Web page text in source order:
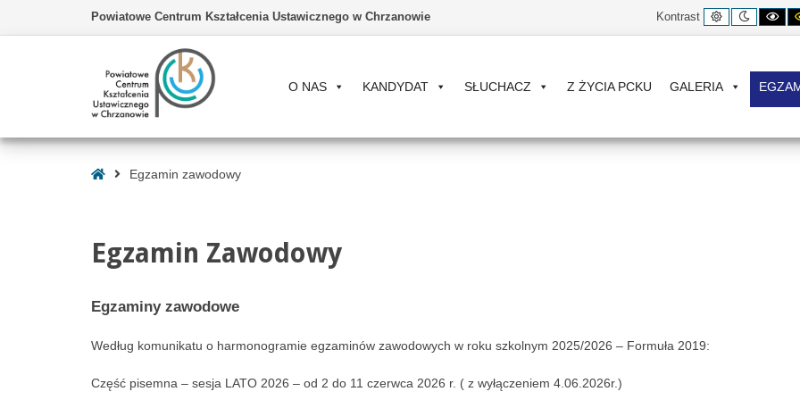
–
Powiatowe Centrum Kształcenia Ustawicznego w Chrzanowie Kontrast
Kontrast
domyślny
Tryb
nocny
O NAS KANDYDAT SŁUCHACZ Z ŻYCIA PCKU GALERIA
StronaEgzamin zawodowy
Egzamin Zawodowy
Egzaminy zawodowe
Według komunikatu o harmonogramie egzaminów zawodowych w roku szkolnym 2025/2026 – Formuła 2019:
Część pisemna – sesja LATO 2026 – od 2 do 11 czerwca 2026 r. ( z wyłączeniem 4.06.2026r.)